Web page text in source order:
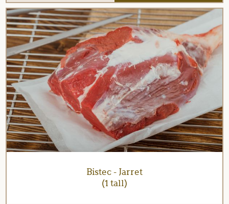
Bistec - Jarret
(1 tall)